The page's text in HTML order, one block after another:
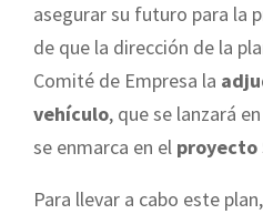
asegurar su futuro para la
de que la dirección de la
Comité de Empresa la
vehículo, que se lanzará
se enmarca en el proyecto
Para llevar a cabo este